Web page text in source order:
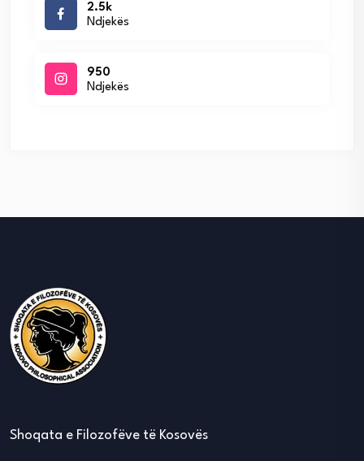
2.5k
Ndjekës
950
Ndjekës
Shoqata e Filozofëve të Kosovës